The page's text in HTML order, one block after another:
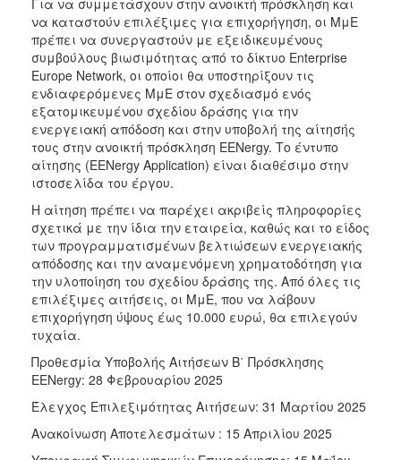
να καταστούν επιλέξιμες για επιχορήγηση, οι ΜμΕ
πρέπει να συνεργαστούν με εξειδικευμένους
συμβούλους βιωσιμότητας από το δίκτυο Enterprise
Europe Network, οι οποίοι θα υποστηρίξουν τις
ενδιαφερόμενες ΜμΕ στον σχεδιασμό ενός
εξατομικευμένου σχεδίου δράσης για την
ενεργειακή απόδοση και στην υποβολή της αίτησής
τους στην ανοικτή πρόσκληση EENergy. Το έντυπο
αίτησης (EENergy Application) είναι διαθέσιμο στην
ιστοσελίδα του έργου.
Η αίτηση πρέπει να παρέχει ακριβείς πληροφορίες
σχετικά με την ίδια την εταιρεία, καθώς και το είδος
των προγραμματισμένων βελτιώσεων ενεργειακής
απόδοσης και την αναμενόμενη χρηματοδότηση για
την υλοποίηση του σχεδίου δράσης της. Από όλες τις
επιλέξιμες αιτήσεις, οι ΜμΕ, που να λάβουν
επιχορήγηση ύψους έως 10.000 ευρώ, θα επιλεγούν
τυχαία.
Προθεσμία Υποβολής Αιτήσεων Β΄ Πρόσκλησης
EENergy: 28 Φεβρουαρίου 2025
Έλεγχος Επιλεξιμότητας Αιτήσεων: 31 Μαρτίου 2025
Ανακοίνωση Αποτελεσμάτων : 15 Απριλίου 2025